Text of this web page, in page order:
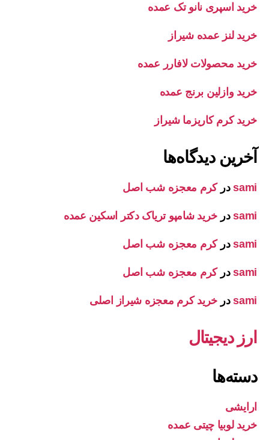
خرید اسپری نانو تک عمده
خرید لنز عمده شیراز
خرید محصولات لافارر عمده
خرید وازلین برنج عمده
خرید کرم کاریزما شیراز
آخرین دیدگاه‌ها
samiدرکرم معجزه شب اصل
samiدر خرید شامپو تریاک دکتر اسکین عمده
samiدرکرم معجزه شب اصل
samiدرکرم معجزه شب اصل
samiدر خرید کرم معجزه شیراز اصلی
ارز دیجیتال
دسته‌ها
ارایشی
خرید لوبیا چیتی عمده